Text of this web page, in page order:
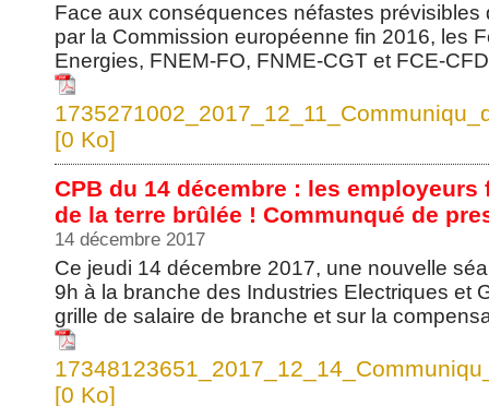
Face aux conséquences néfastes
par la Commission européenne fin 2016, les
Energies, FNEM-FO, FNME-CGT et FCE-
[0 Ko]
CPB du 14 décembre : les
de la terre brûlée ! Communqué de
14 décembre 2017
Ce jeudi 14 décembre 2017, une nouvelle
9h à la branche des Industries Electriques et
grille de salaire de branche et sur la
[0 Ko]